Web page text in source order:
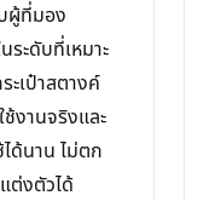
ผู้ที่มอง
ะดับที่เหมาะ
เป๋าสตางค์
งานจริงและ
ด้นาน ไม่ตก
ต่งตัวได้